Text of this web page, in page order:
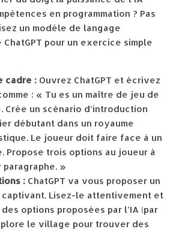
en programmation ? Pas
un modèle de langage
pour un exercice simple
cadre : Ouvrez ChatGPT et écrivez
: « Tu es un maître de jeu de
un scénario d’introduction
débutant dans un royaume
Le joueur doit faire face à un
Propose trois options au joueur à
»
: ChatGPT va vous proposer un
captivant. Lisez-le attentivement et
options proposées par l’IA (par
le village pour trouver des